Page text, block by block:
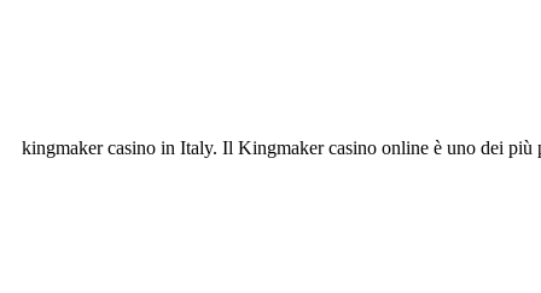
kingmaker casino in Italy. Il Kingmaker casino online è uno dei